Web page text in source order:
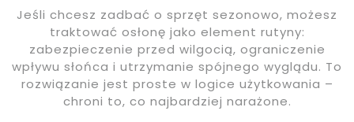
Jeśli chcesz zadbać o sprzęt sezonowo, możesz
traktować osłonę jako element rutyny:
zabezpieczenie przed wilgocią, ograniczenie
wpływu słońca i utrzymanie spójnego wyglądu. To
rozwiązanie jest proste w logice użytkowania –
chroni to, co najbardziej narażone.